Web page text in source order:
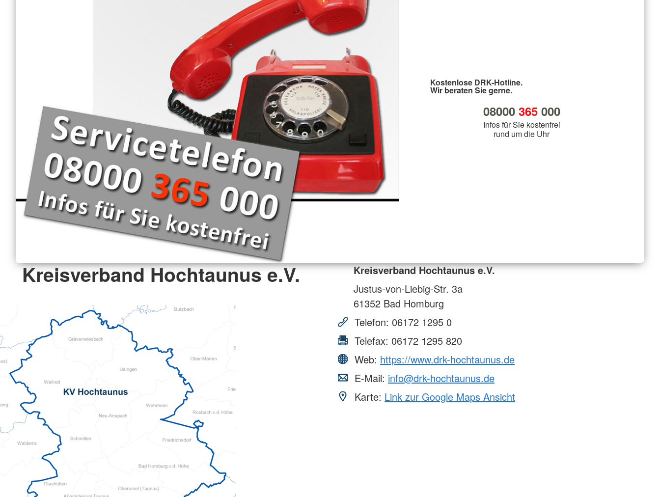
Kostenlose DRK-Hotline.
Wir beraten Sie gerne.
08000 365000
Infos für Sie kostenfrei
rund um die Uhr
Kreisverband Hochtaunus e.V.
Kreisverband Hochtaunus e.V.
Justus-von-Liebig-Str. 3a
61352 Bad Homburg
Telefon: 06172 1295 0
Telefax: 06172 1295 820
Web: https://www.drk-hochtaunus.de
E-Mail: info@drk-hochtaunus.de
Karte: Link zur Google Maps Ansicht